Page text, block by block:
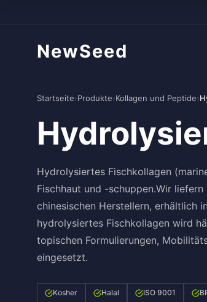
NewSeed
Startseite›Produkte›Kollagen und Peptide›
Hydrolysiertes Fischkollagen
Fischhaut und -schuppen.Wir
chinesischen Herstellern, erhältlich
hydrolysiertes Fischkollagen wird
topischen Formulierungen,
eingesetzt.
Kosher Halal ISO 9001